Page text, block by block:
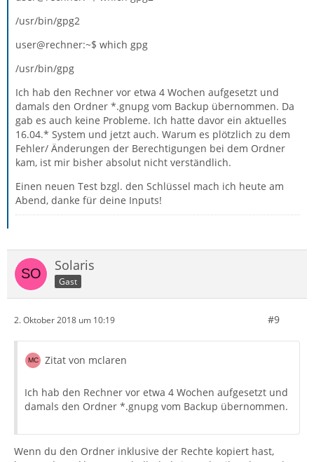
/usr/bin/gpg2
user@rechner:~$ which gpg
/usr/bin/gpg
Ich hab den Rechner vor etwa 4 Wochen aufgesetzt und
damals den Ordner *.gnupg vom Backup übernommen. Da
gab es auch keine Probleme. Ich hatte davor ein aktuelles
16.04.* System und jetzt auch. Warum es plötzlich zu dem
Fehler/ Änderungen der Berechtigungen bei dem Ordner
kam, ist mir bisher absolut nicht verständlich.
Einen neuen Test bzgl. den Schlüssel mach ich heute am
Abend, danke für deine Inputs!
Solaris
Gast
2. Oktober 2018 um 10:19 #9
Zitat von mclaren
Ich hab den Rechner vor etwa 4 Wochen aufgesetzt und
damals den Ordner *.gnupg vom Backup übernommen.
Wenn du den Ordner inklusive der Rechte kopiert hast,